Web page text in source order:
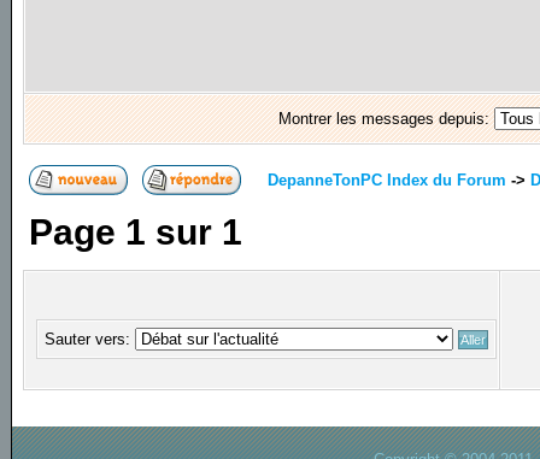
Montrer les messages depuis:
DepanneTonPC Index du Forum ->
Page 1 sur 1
Sauter vers: